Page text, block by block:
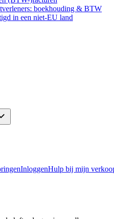
boekhouding & BTW
in een niet-EU land
InloggenHulp bij mijn